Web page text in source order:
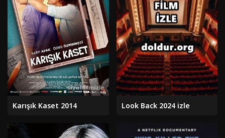
Karışık Kaset 2014 Look Back 2024 izle